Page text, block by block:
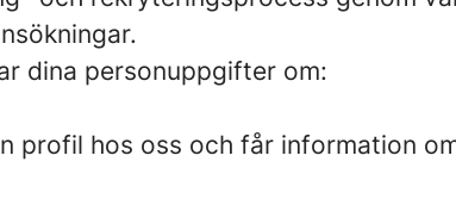
dina personuppgifter om:
profil hos oss och får information